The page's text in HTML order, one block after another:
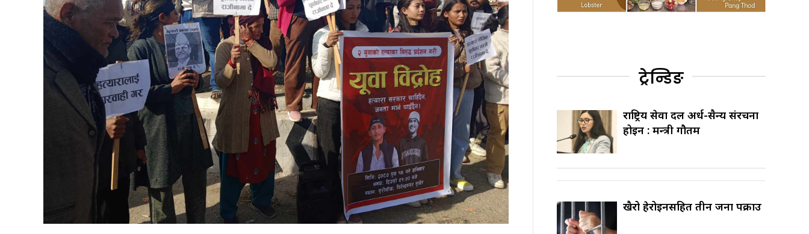
ट्रेन्डिङ
राष्ट्रिय सेवा दल अर्ध-सैन्य संरचना
होइन : मन्त्री गौतम
खैरो हेरोइनसहित तीन जना पक्राउ